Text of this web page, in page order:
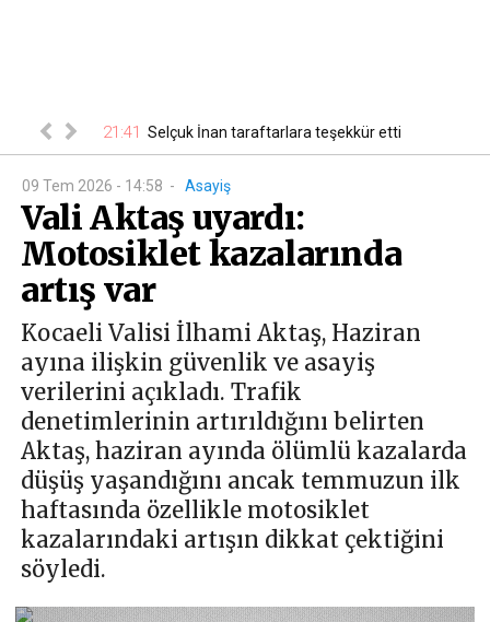
belli oldu 21:41 Selçuk İnan taraftarlara teşekkür etti
09 Tem 2026 - 14:58 - Asayiş
Vali Aktaş uyardı:
Motosiklet kazalarında
artış var
Kocaeli Valisi İlhami Aktaş, Haziran
ayına ilişkin güvenlik ve asayiş
verilerini açıkladı. Trafik
denetimlerinin artırıldığını belirten
Aktaş, haziran ayında ölümlü kazalarda
düşüş yaşandığını ancak temmuzun ilk
haftasında özellikle motosiklet
kazalarındaki artışın dikkat çektiğini
söyledi.